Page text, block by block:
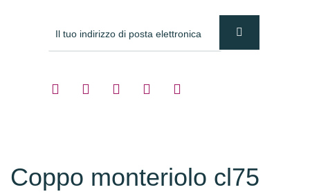
Coppo monteriolo cl75